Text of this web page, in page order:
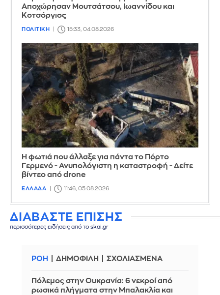
Αποχώρησαν Μουτσάτσου, Ιωαννίδου και
Κοτσόργιος
ΠΟΛΙΤΙΚΗ 15:33, 04.08.2026
Η φωτιά που άλλαξε για πάντα το Πόρτο
Γερμενό - Ανυπολόγιστη η καταστροφή - Δείτε
βίντεο από drone
ΕΛΛΑΔΑ 11:46, 05.08.2026
ΔΙΑΒΑΣΤΕ ΕΠΙΣΗΣ
περισσότερες ειδήσεις από το skai.gr
ΡΟΗ ΔΗΜΟΦΙΛΗ ΣΧΟΛΙΑΣΜΕΝΑ
Πόλεμος στην Ουκρανία: 6 νεκροί από
ρωσικά πλήγματα στην Μπαλακλία και